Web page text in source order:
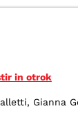
in otrok
Gianna